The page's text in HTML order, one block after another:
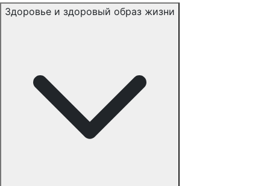
Здоровье и здоровый образ жизни